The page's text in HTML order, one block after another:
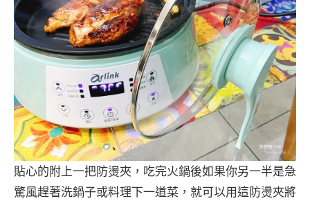
貼心的附上一把防燙夾，吃完火鍋後如果你另一半是急
驚風趕著洗鍋子或料理下一道菜，就可以用這防燙夾將